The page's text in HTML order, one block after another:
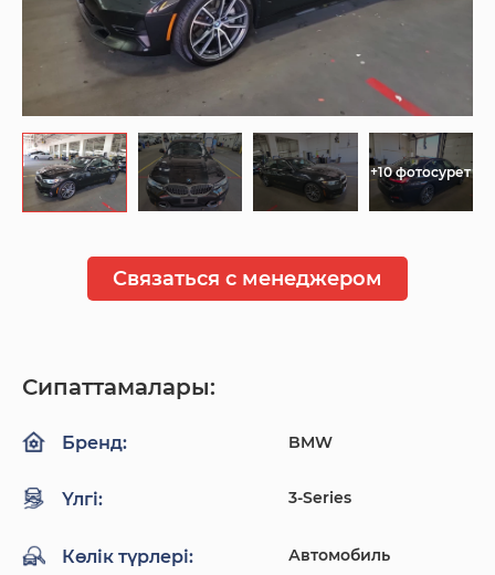
+10 фотосурет
Связаться с менеджером
Сипаттамалары:
Бренд: BMW
Үлгі: 3-Series
Көлік түрлері: Автомобиль